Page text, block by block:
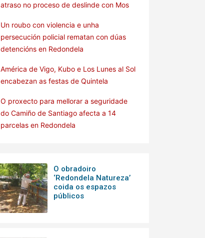
atraso no proceso de deslinde con Mos
Un roubo con violencia e unha
persecución policial rematan con dúas
detencións en Redondela
América de Vigo, Kubo e Los Lunes al Sol
encabezan as festas de Quintela
O proxecto para mellorar a seguridade
do Camiño de Santiago afecta a 14
parcelas en Redondela
O obradoiro
‘Redondela Natureza’
coida os espazos
públicos